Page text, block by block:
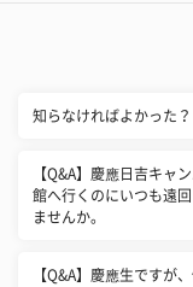
知らなければよかった？
【Q&A】慶應日吉キャ
館へ行くのにいつも遠
ませんか。
【Q&A】慶應生ですが